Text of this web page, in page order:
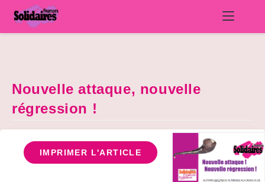
Nouvelle attaque, nouvelle
régression !
IMPRIMER L'ARTICLE